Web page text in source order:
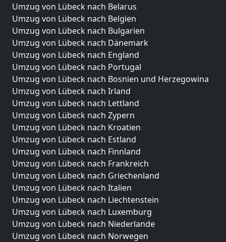
Umzug von Lübeck nach Belarus
Umzug von Lübeck nach Belgien
Umzug von Lübeck nach Bulgarien
Umzug von Lübeck nach Dänemark
Umzug von Lübeck nach England
Umzug von Lübeck nach Portugal
Umzug von Lübeck nach Bosnien und Herzegowina
Umzug von Lübeck nach Irland
Umzug von Lübeck nach Lettland
Umzug von Lübeck nach Zypern
Umzug von Lübeck nach Kroatien
Umzug von Lübeck nach Estland
Umzug von Lübeck nach Finnland
Umzug von Lübeck nach Frankreich
Umzug von Lübeck nach Griechenland
Umzug von Lübeck nach Italien
Umzug von Lübeck nach Liechtenstein
Umzug von Lübeck nach Luxemburg
Umzug von Lübeck nach Niederlande
Umzug von Lübeck nach Norwegen